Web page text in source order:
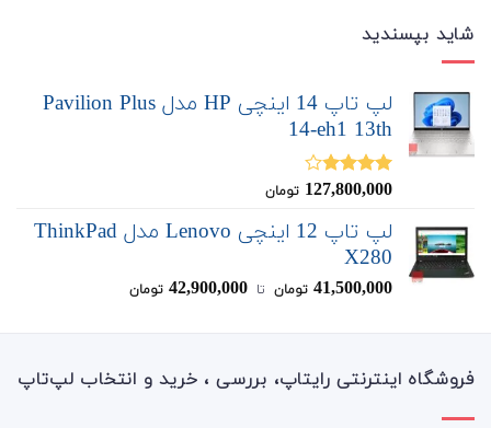
شاید بپسندید
لپ تاپ 14 اینچی HP مدل Pavilion Plus
14-eh1 13th
نمره
5
127,800,000 تومان
لپ تاپ 12 اینچی Lenovo مدل ThinkPad
X280
41,500,000 تومان ‌ تا ‌ 42,900,000 تومان
فروشگاه اینترنتی رایتاپ، بررسی ، خرید و انتخاب لپ‌تاپ